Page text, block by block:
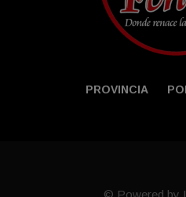
PROVINCIA
© Powered by